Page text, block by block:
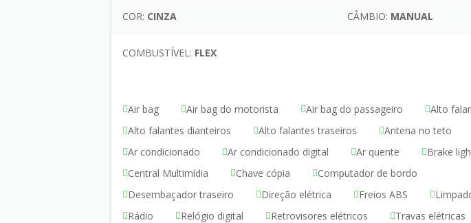
COR: CINZA CÂMBIO: MANUAL
COMBUSTÍVEL: FLEX
Air bag Air bag do motorista Air bag do passageiro
Alto
Alto falantes dianteiros
Alto falantes traseiros
Antena no teto
Ar condicionado
Ar condicionado digital Ar quente
Brake
Central Multimídia
Chave cópia
Computador de bordo
Desembaçador traseiro
Direção elétrica Freios ABS
Rádio
Relógio digital Retrovisores elétricos
Travas elétricas